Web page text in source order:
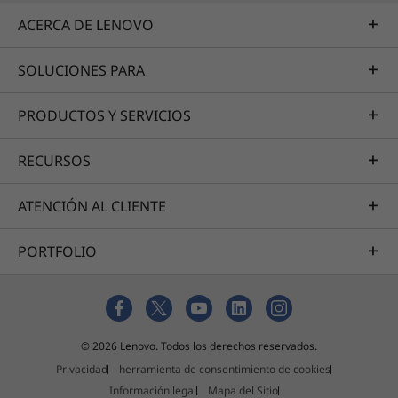
ACERCA DE LENOVO
SOLUCIONES PARA
PRODUCTOS Y SERVICIOS
RECURSOS
ATENCIÓN AL CLIENTE
PORTFOLIO
© 2026 Lenovo. Todos los derechos reservados.
Privacidad
herramienta de consentimiento de cookies
Información legal
Mapa del Sitio